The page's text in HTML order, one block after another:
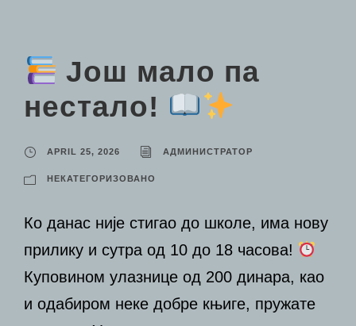
Још мало па
нестало!
APRIL 25, 2026 АДМИНИСТРАТОР
НЕКАТЕГОРИЗОВАНО
Ко данас није стигао до школе, има нову
прилику и сутра од 10 до 18 часова!
Куповином улазнице од 200 динара, као
и одабиром неке добре књиге, пружате